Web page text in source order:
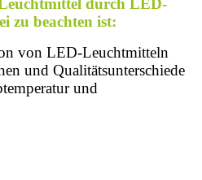
durch LED-
zu beachten ist:
von LED-Leuchtmitteln
und Qualitätsunterschiede
und